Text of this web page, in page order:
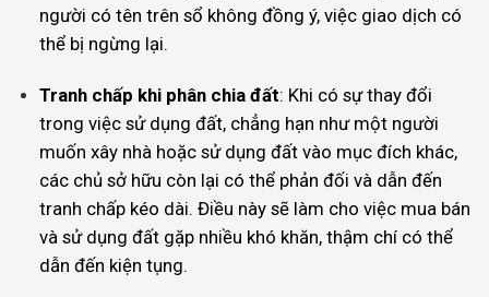
người có tên trên sổ không đồng ý, việc giao dịch có
thể bị ngừng lại.
Tranh chấp khi phân chia đất: Khi có sự thay đổi
trong việc sử dụng đất, chẳng hạn như một người
muốn xây nhà hoặc sử dụng đất vào mục đích khác,
các chủ sở hữu còn lại có thể phản đối và dẫn đến
tranh chấp kéo dài. Điều này sẽ làm cho việc mua bán
và sử dụng đất gặp nhiều khó khăn, thậm chí có thể
dẫn đến kiện tụng.